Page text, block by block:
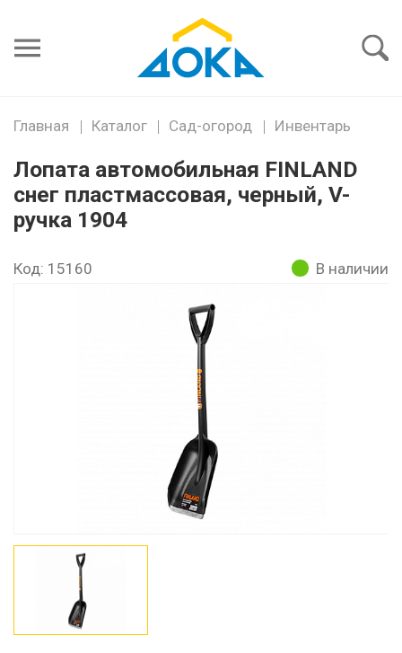
пароль
Главная Каталог Сад-огород Инвентарь
Лопата автомобильная FINLAND
снег пластмассовая, черный, V-
ручка 1904
Код: 15160 В наличии